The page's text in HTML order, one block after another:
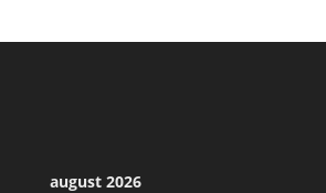
august 2026